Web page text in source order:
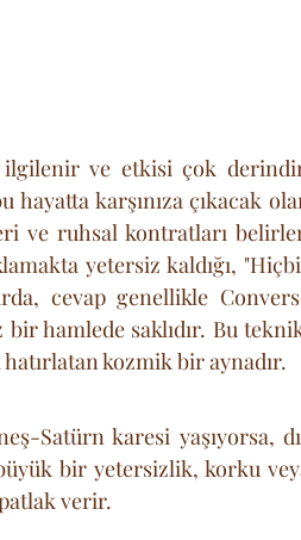
ilgilenir ve etkisi çok
hayatta karşınıza çıkacak
ve ruhsal kontratları
yetersiz kaldığı,
cevap genellikle
hamlede saklıdır. Bu
kozmik bir aynadır.
Satürn karesi yaşıyorsa,
bir yetersizlik, korku
verir.